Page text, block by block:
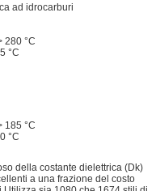
ad idrocarburi
280 °C
°C
185 °C
°C
della costante dielettrica (Dk)
a una frazione del costo